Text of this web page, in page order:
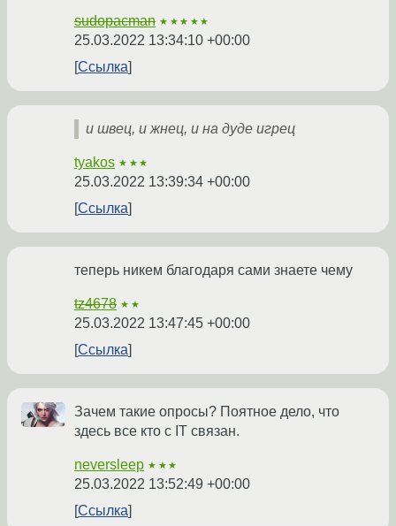
sudopacman ★★★★★
25.03.2022 13:34:10 +00:00
Ссылка
и швец, и жнец, и на дуде игрец
tyakos ★★★
25.03.2022 13:39:34 +00:00
Ссылка
теперь никем благодаря сами знаете чему
tz4678 ★★
25.03.2022 13:47:45 +00:00
Ссылка
Зачем такие опросы? Поятное дело, что
здесь все кто с IT связан.
neversleep ★★★
25.03.2022 13:52:49 +00:00
Ссылка